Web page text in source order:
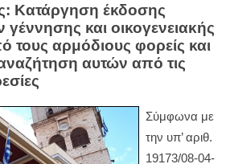
Κατάργηση έκδοσης
γέννησης και οικογενειακής
τους αρμόδιους φορείς και
αυτών από τις
Σύμφωνα με
την υπ’ αριθ.
19173/08-04-